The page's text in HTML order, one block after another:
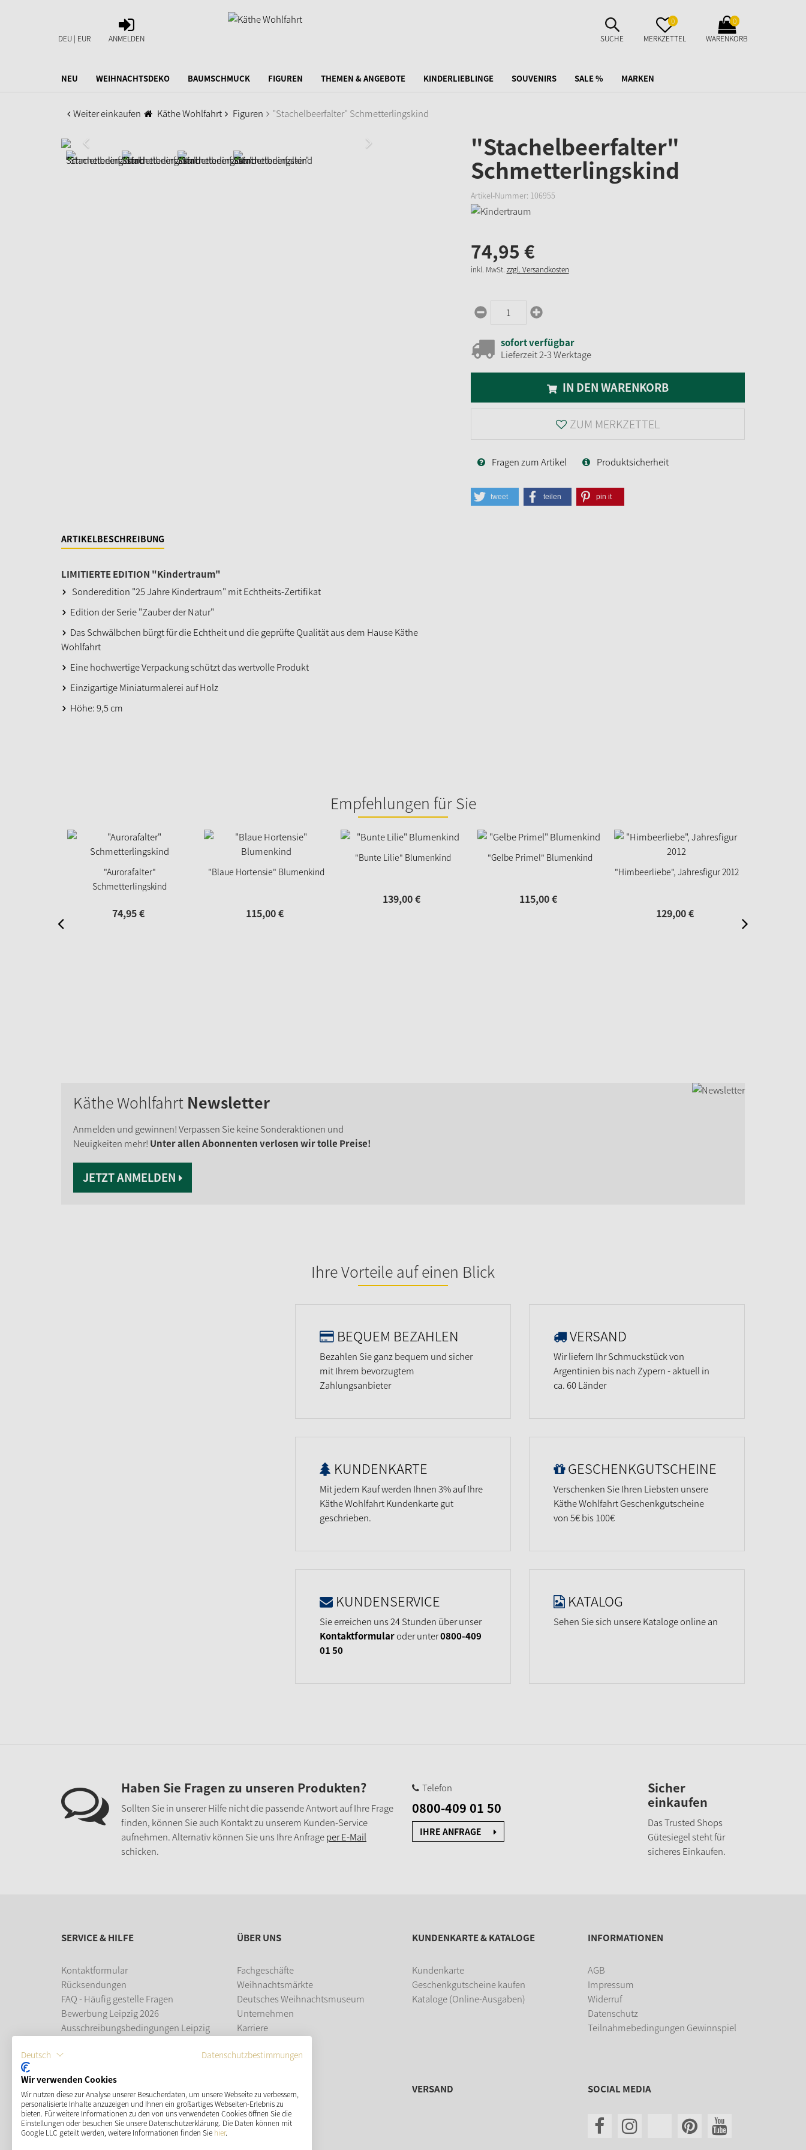
DEU | EUR
ANMELDEN
ANMELDEN
SUCHE
AUFKLAPPEN
SUCHE
MERKZETTEL
AUFKLAPPEN
0
MERKZETTEL
WARENKORB
AUFKLAPPEN
0
WARENKORB
NEU WEIHNACHTSDEKO BAUMSCHMUCK FIGUREN THEMEN & ANGEBOTE KINDERLIEBLINGE SOUVENIRS SALE % MARKEN
Weiter einkaufen Käthe Wohlfahrt Figuren "Stachelbeerfalter" Schmetterlingskind
"Stachelbeerfalter"
Schmetterlingskind
Artikel-Nummer: 106955
74,95 €
inkl. MwSt. zzgl. Versandkosten
sofort verfügbar
Lieferzeit 2-3 Werktage
IN DEN WARENKORB
ZUM MERKZETTEL
Fragen zum Artikel Produktsicherheit
tweet teilen pin it
ARTIKELBESCHREIBUNG
LIMITIERTE EDITION "Kindertraum"
Sonderedition "25 Jahre Kindertraum" mit Echtheits-Zertifikat
Edition der Serie "Zauber der Natur"
Das Schwälbchen bürgt für die Echtheit und die geprüfte Qualität aus dem Hause Käthe
Wohlfahrt
Eine hochwertige Verpackung schützt das wertvolle Produkt
Einzigartige Miniaturmalerei auf Holz
Höhe: 9,5 cm
Empfehlungen für Sie
"Aurorafalter"
Schmetterlingskind
74,95€
"Blaue Hortensie" Blumenkind
115,00€
"Bunte Lilie" Blumenkind
139,00€
"Gelbe Primel" Blumenkind
115,00€
"Himbeerliebe", Jahresfigur 2012
129,00€
Käthe Wohlfahrt Newsletter
Anmelden und gewinnen! Verpassen Sie keine Sonderaktionen und
Neuigkeiten mehr! Unter allen Abonnenten verlosen wir tolle Preise!
JETZT ANMELDEN
Ihre Vorteile auf einen Blick
BEQUEM BEZAHLEN
Bezahlen Sie ganz bequem und sicher
mit Ihrem bevorzugtem
Zahlungsanbieter
KUNDENKARTE
Mit jedem Kauf werden Ihnen 3% auf Ihre
Käthe Wohlfahrt Kundenkarte gut
geschrieben.
KUNDENSERVICE
Sie erreichen uns 24 Stunden über unser
Kontaktformularoder unter0800-409
01 50
VERSAND
Wir liefern Ihr Schmuckstück von
Argentinien bis nach Zypern - aktuell in
ca. 60 Länder
GESCHENKGUTSCHEINE
Verschenken Sie Ihren Liebsten unsere
Käthe Wohlfahrt Geschenkgutscheine
von 5€ bis 100€
KATALOG
Sehen Sie sich unsere Kataloge online an
Haben Sie Fragen zu unseren Produkten?
Sollten Sie in unserer Hilfe nicht die passende Antwort auf Ihre Frage
finden, können Sie auch Kontakt zu unserem Kunden-Service
aufnehmen. Alternativ können Sie uns Ihre Anfrageper E-Mail
schicken.
Telefon
0800-409 01 50
IHRE ANFRAGE
Sicher
einkaufen
Das Trusted Shops
Gütesiegel steht für
sicheres Einkaufen.
SERVICE & HILFE
Kontaktformular
Rücksendungen
FAQ - Häufig gestelle Fragen
Bewerbung Leipzig 2026
Ausschreibungsbedingungen Leipzig
Leipziger Weihnachtsmarkt
ÜBER UNS
Fachgeschäfte
Weihnachtsmärkte
Deutsches Weihnachtsmuseum
Unternehmen
Karriere
KUNDENKARTE & KATALOGE
Kundenkarte
Geschenkgutscheine kaufen
Kataloge (Online-Ausgaben)
INFORMATIONEN
AGB
Impressum
Widerruf
Datenschutz
Teilnahmebedingungen Gewinnspiel
ZAHLUNGSMÖGLICHKEITEN VERSAND SOCIAL MEDIA
Deutsch Datenschutzbestimmungen
Wir verwenden Cookies
Wir nutzen diese zur Analyse unserer Besucherdaten, um unsere Webseite zu verbessern,
personalisierte Inhalte anzuzeigen und Ihnen ein großartiges Webseiten-Erlebnis zu
bieten. Für weitere Informationen zu den von uns verwendeten Cookies öffnen Sie die
Einstellungen oder besuchen Sie unsere Datenschutzerklärung. Die Daten können mit
Google LLC geteilt werden, weitere Informationen finden Sie hier.